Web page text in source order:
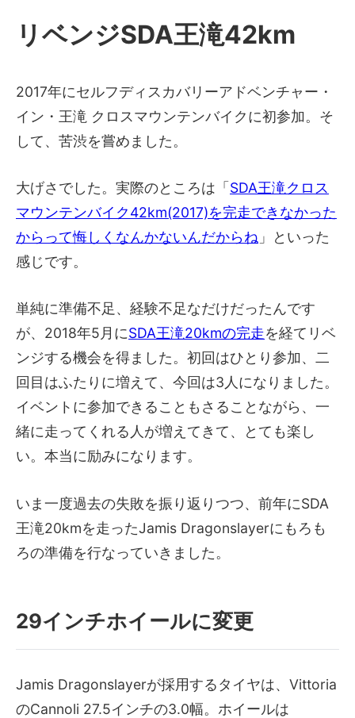
リベンジSDA王滝42km
2017年にセルフディスカバリーアドベンチャー・
イン・王滝 クロスマウンテンバイクに初参加。そ
して、苦渋を嘗めました。
大げさでした。実際のところは「 SDA王滝クロス
マウンテンバイク42km(2017)を完走できなかった
からって悔しくなんかないんだからね 」といった
感じです。
単純に準備不足、経験不足なだけだったんです
が、2018年5月にSDA王滝20kmの完走を経てリベ
ンジする機会を得ました。初回はひとり参加、二
回目はふたりに増えて、今回は3人になりました。
イベントに参加できることもさることながら、一
緒に走ってくれる人が増えてきて、とても楽し
い。本当に励みになります。
いま一度過去の失敗を振り返りつつ、前年にSDA
王滝20kmを走ったJamis Dragonslayerにもろも
ろの準備を行なっていきました。
29インチホイールに変更
Jamis Dragonslayerが採用するタイヤは、Vittoria
のCannoli 27.5インチの3.0幅。ホイールは